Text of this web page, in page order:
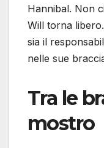
Hannibal. Non
Will torna
sia il
nelle sue
Tra le
mostro